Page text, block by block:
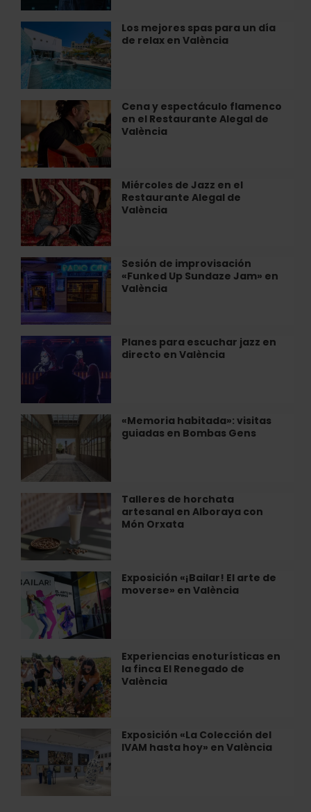
te
puedes
perder
este
verano
en
Los mejores spas para un día
de relax en València
Los
mejores
spas
para
un
día
de
relax
en
València
Cena y espectáculo flamenco
en el Restaurante Alegal de
València
y
espectáculo
flamenco
en
el
Restaurante
Alegal
de
València
Miércoles de Jazz en el
Restaurante Alegal de
València
Miércoles
de
Jazz
en
el
Restaurante
Alegal
de
València
Sesión de improvisación
«Funked Up Sundaze Jam» en
València
Sesión
de
improvisación
«Funked
Up
Sundaze
Jam»
València
Planes para escuchar jazz en
directo en València
Planes
para
escuchar
jazz
en
directo
València
«Memoria habitada»: visitas
guiadas en Bombas Gens
«Memoria
habitada»:
visitas
guiadas
en
Bombas
Talleres de horchata
artesanal en Alboraya con
Món Orxata
Talleres
horchata
artesanal
en
Alboraya
con
Món
Orxata
Exposición «¡Bailar! El arte de
moverse» en València
Exposición
«¡Bailar!
El
arte
moverse»
en
València
Experiencias enoturísticas en
la finca El Renegado de
València
Experiencias
enoturísticas
en
la
finca
de
València
Exposición «La Colección del
IVAM hasta hoy» en València
«La
Colección
del
IVAM